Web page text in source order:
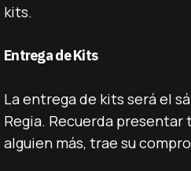
kits.
Entrega de Kits
La entrega de kits será el
Regia. Recuerda
alguien más, trae su